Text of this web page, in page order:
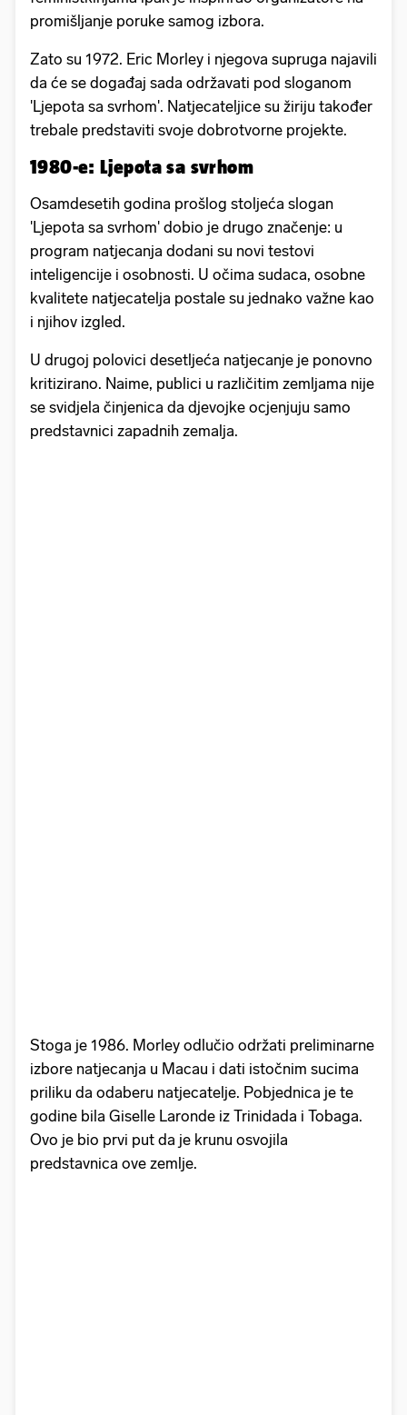
promišljanje poruke samog izbora.
Zato su 1972. Eric Morley i njegova supruga najavili
da će se događaj sada održavati pod sloganom
'Ljepota sa svrhom'. Natjecateljice su žiriju također
trebale predstaviti svoje dobrotvorne projekte.
1980-e: Ljepota sa svrhom
Osamdesetih godina prošlog stoljeća slogan
'Ljepota sa svrhom' dobio je drugo značenje: u
program natjecanja dodani su novi testovi
inteligencije i osobnosti. U očima sudaca, osobne
kvalitete natjecatelja postale su jednako važne kao
i njihov izgled.
U drugoj polovici desetljeća natjecanje je ponovno
kritizirano. Naime, publici u različitim zemljama nije
se svidjela činjenica da djevojke ocjenjuju samo
predstavnici zapadnih zemalja.
Stoga je 1986. Morley odlučio održati preliminarne
izbore natjecanja u Macau i dati istočnim sucima
priliku da odaberu natjecatelje. Pobjednica je te
godine bila Giselle Laronde iz Trinidada i Tobaga.
Ovo je bio prvi put da je krunu osvojila
predstavnica ove zemlje.